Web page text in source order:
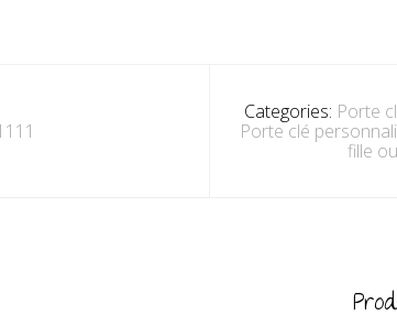
Categories: Porte
Porte clé
fille